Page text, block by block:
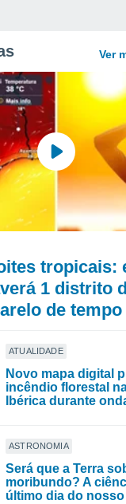
Ver
tropicais:
1 distrito
de
ATUALIDADE
Novo mapa digital
incêndio florestal
Ibérica durante
ASTRONOMIA
Será que a Terra
moribundo? A
último dia do